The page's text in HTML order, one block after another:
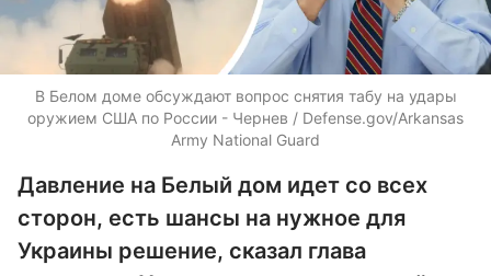
В Белом доме обсуждают вопрос снятия табу на удары
оружием США по России - Чернев / Defense.gov/Arkansas
Army National Guard
Давление на Белый дом идет со всех
сторон, есть шансы на нужное для
Украины решение, сказал глава